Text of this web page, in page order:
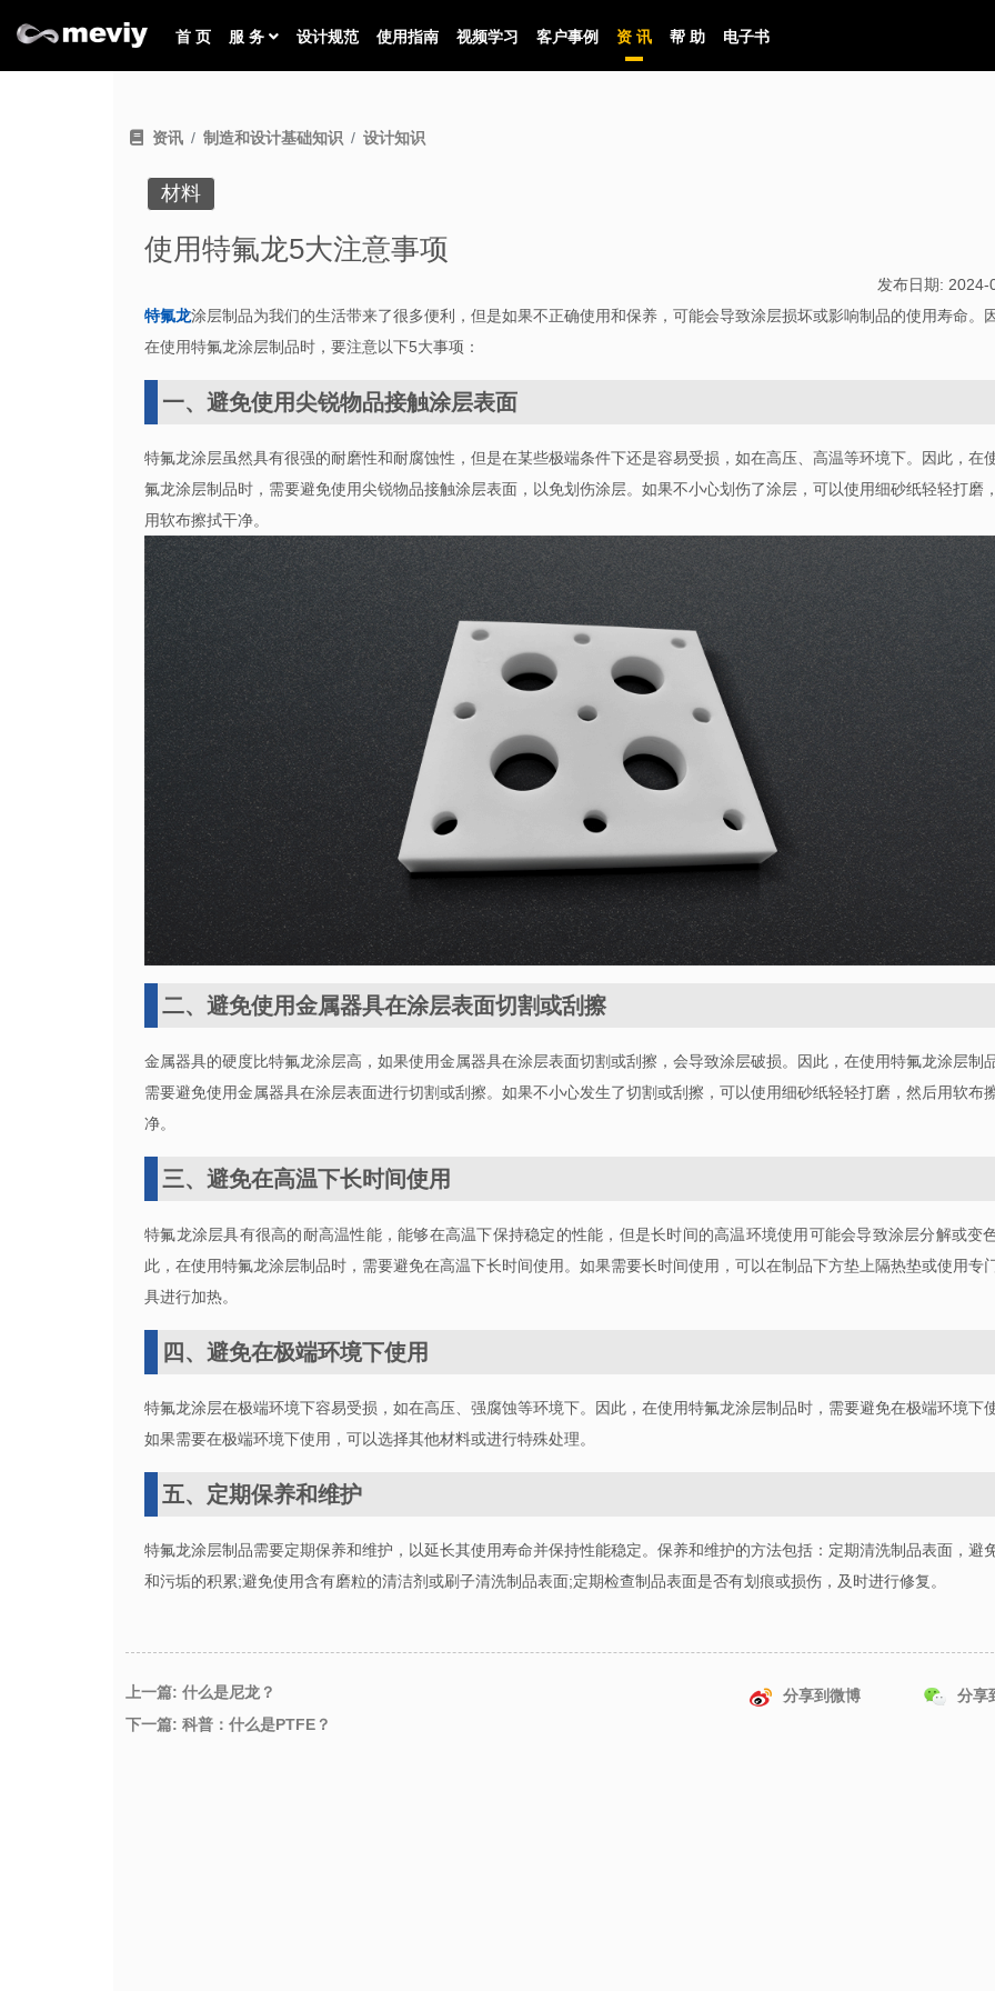
首 页 服 务 设计规范 使用指南 视频学习 客户事例 资 讯 帮 助 电子书
资讯 制造和设计基础知识 设计知识
材料
使用特氟龙5大注意事项
发布日期: 2024-
特氟龙涂层制品为我们的生活带来了很多便利，但是如果不正确使用和保养，可能会导致涂层损坏或影响制品的使用寿命。
在使用特氟龙涂层制品时，要注意以下5大事项：
一、避免使用尖锐物品接触涂层表面
特氟龙涂层虽然具有很强的耐磨性和耐腐蚀性，但是在某些极端条件下还是容易受损，如在高压、高温等环境下。因此，在
氟龙涂层制品时，需要避免使用尖锐物品接触涂层表面，以免划伤涂层。如果不小心划伤了涂层，可以使用细砂纸轻轻打磨
用软布擦拭干净。
二、避免使用金属器具在涂层表面切割或刮擦
金属器具的硬度比特氟龙涂层高，如果使用金属器具在涂层表面切割或刮擦，会导致涂层破损。因此，在使用特氟龙涂层制
需要避免使用金属器具在涂层表面进行切割或刮擦。如果不小心发生了切割或刮擦，可以使用细砂纸轻轻打磨，然后用软布
净。
三、避免在高温下长时间使用
特氟龙涂层具有很高的耐高温性能，能够在高温下保持稳定的性能，但是长时间的高温环境使用可能会导致涂层分解或变
此，在使用特氟龙涂层制品时，需要避免在高温下长时间使用。如果需要长时间使用，可以在制品下方垫上隔热垫或使用专
具进行加热。
四、避免在极端环境下使用
特氟龙涂层在极端环境下容易受损，如在高压、强腐蚀等环境下。因此，在使用特氟龙涂层制品时，需要避免在极端环境下
如果需要在极端环境下使用，可以选择其他材料或进行特殊处理。
五、定期保养和维护
特氟龙涂层制品需要定期保养和维护，以延长其使用寿命并保持性能稳定。保养和维护的方法包括：定期清洗制品表面，避
和污垢的积累;避免使用含有磨粒的清洁剂或刷子清洗制品表面;定期检查制品表面是否有划痕或损伤，及时进行修复。
上一篇: 什么是尼龙？
下一篇: 科普：什么是PTFE？
分享到微博 分享